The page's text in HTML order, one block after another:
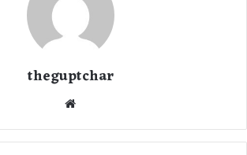
theguptchar
te